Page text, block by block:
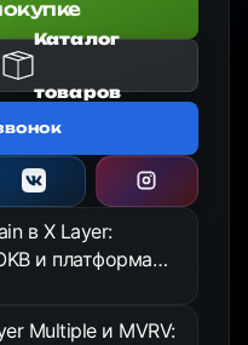
Каталог
товаров
в X Layer:
и платформа
году
Multiple и MVRV: